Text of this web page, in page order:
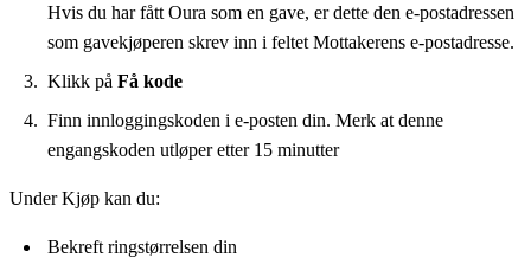
Hvis du har fått Oura som en gave, er dette den e-postadressen
som gavekjøperen skrev inn i feltet Mottakerens e-postadresse.
Klikk på Få kode
Finn innloggingskoden i e-posten din. Merk at denne
engangskoden utløper etter 15 minutter
Under Kjøp kan du:
Bekreft ringstørrelsen din